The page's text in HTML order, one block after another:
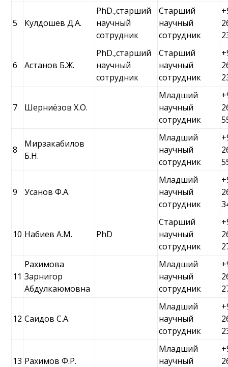
5 Кулдошев Д.А.
PhD.,старший
научный
сотрудник
Старший
научный
сотрудник
6 Астанов Б.Ж.
PhD.,старший
научный
сотрудник
Старший
научный
сотрудник
7 Шерниёзов Х.О.
Младший
научный
сотрудник
8
Мирзакабилов
Б.Н.
Младший
научный
сотрудник
9 Усанов Ф.А.
Младший
научный
сотрудник
10 Набиев А.М. PhD
Старший
научный
сотрудник
11
Рахимова
Зарнигор
Абдулкаюмовна
Младший
научный
сотрудник
12 Саидов С.А.
Младший
научный
сотрудник
13 Рахимов Ф.Р.
Младший
научный